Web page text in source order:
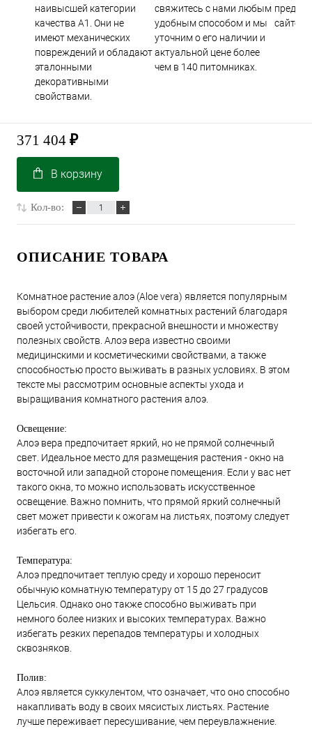
наивысшей категории
качества А1. Они не
имеют механических
повреждений и обладают
эталонными
декоративными
свойствами.
свяжитесь с нами любым
удобным способом и мы
уточним о его наличии и
актуальной цене более
чем в 140 питомниках.
сайте.
371 404 ₽
В корзину
Кол-во:
ОПИСАНИЕ ТОВАРА
Комнатное растение алоэ (Aloe vera) является популярным
выбором среди любителей комнатных растений благодаря
своей устойчивости, прекрасной внешности и множеству
полезных свойств. Алоэ вера известно своими
медицинскими и косметическими свойствами, а также
способностью просто выживать в разных условиях. В этом
тексте мы рассмотрим основные аспекты ухода и
выращивания комнатного растения алоэ.
Освещение:
Алоэ вера предпочитает яркий, но не прямой солнечный
свет. Идеальное место для размещения растения - окно на
восточной или западной стороне помещения. Если у вас нет
такого окна, то можно использовать искусственное
освещение. Важно помнить, что прямой яркий солнечный
свет может привести к ожогам на листьях, поэтому следует
избегать его.
Температура:
Алоэ предпочитает теплую среду и хорошо переносит
обычную комнатную температуру от 15 до 27 градусов
Цельсия. Однако оно также способно выживать при
немного более низких и высоких температурах. Важно
избегать резких перепадов температуры и холодных
сквозняков.
Полив:
Алоэ является суккулентом, что означает, что оно способно
накапливать воду в своих мясистых листьях. Растение
лучше переживает пересушивание, чем переувлажнение.